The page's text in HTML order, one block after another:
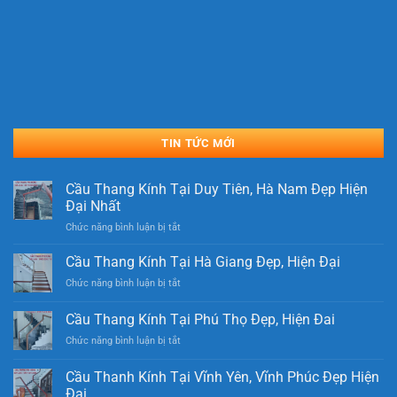
TIN TỨC MỚI
Cầu Thang Kính Tại Duy Tiên, Hà Nam Đẹp Hiện
Đại Nhất
Chức năng bình luận bị tắt
Thang
Kính
Tại
Tiên,
Nam
Hiện
Cầu Thang Kính Tại Hà Giang Đẹp, Hiện Đại
Chức năng bình luận bị tắt
Thang
Kính
Tại
Giang
Đẹp,
Cầu Thang Kính Tại Phú Thọ Đẹp, Hiện Đai
Chức năng bình luận bị tắt
Thang
Kính
Cầu Thanh Kính Tại Vĩnh Yên, Vĩnh Phúc Đẹp Hiện